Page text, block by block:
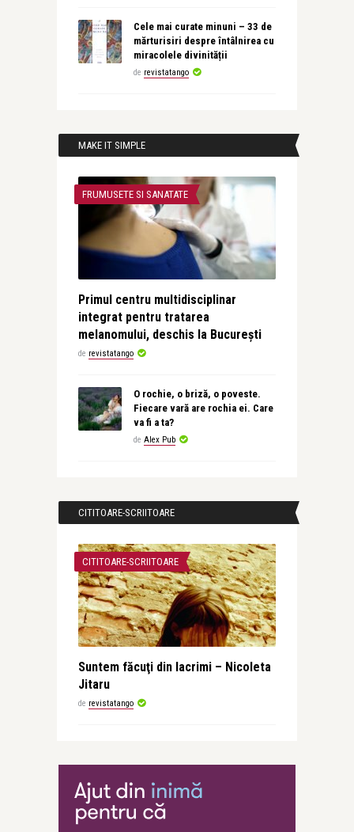
Cele mai curate minuni – 33 de
mărturisiri despre întâlnirea cu
miracolele divinității
de revistatango
MAKE IT SIMPLE
FRUMUSETE SI SANATATE
Primul centru multidisciplinar
integrat pentru tratarea
melanomului, deschis la București
de revistatango
O rochie, o briză, o poveste.
Fiecare vară are rochia ei. Care
va fi a ta?
de Alex Pub
CITITOARE-SCRIITOARE
CITITOARE-SCRIITOARE
Suntem făcuţi din lacrimi – Nicoleta
Jitaru
de revistatango